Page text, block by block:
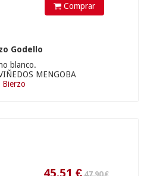
Comprar
Godello
blanco.
MENGOBA
Bierzo